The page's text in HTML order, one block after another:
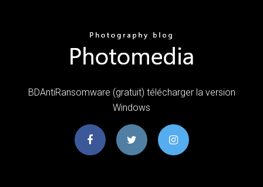
BDAntiRansomware (gratuit) télécharger la version
Windows